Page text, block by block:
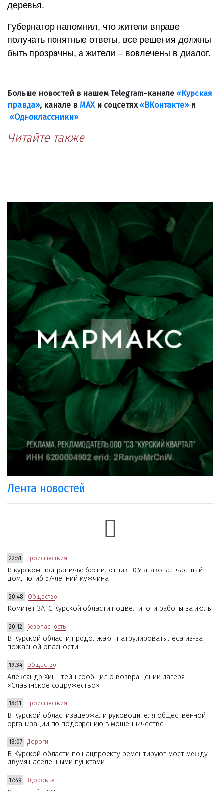
деревья.
Губернатор напомнил, что жители вправе
получать понятные ответы, все решения должны
быть прозрачны, а жители – вовлечены в диалог.
Больше новостей в нашем Telegram-канале «Курская
правда», канале в МАХи соцсетях «ВКонтакте»и
«Одноклассники».
Читайте также
Лента новостей
22:51 Происшествия
В курском приграничье беспилотник ВСУ атаковал частный
дом, погиб 57-летний мужчина
20:48 Общество
Комитет ЗАГС Курской области подвел итоги работы за июль
20:12 Безопасность
В Курской области продолжают патрулировать леса из-за
пожарной опасности
19:34 Общество
Александр Хинштейн сообщил о возвращении лагеря
«Славянское содружество»
18:11 Происшествия
В Курской областизадержали руководителя общественной
организации по подозрению в мошенничестве
18:07 Дороги
В Курской области по нацпроекту ремонтируют мост между
двумя населёнными пунктами
17:49 Здоровье